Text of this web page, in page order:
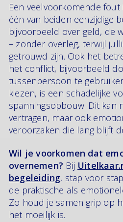
Een veelvoorkomende fout
één van beiden eenzijdige
bijvoorbeeld over geld, de
– zonder overleg, terwijl
getrouwd zijn. Ook het
het conflict, bijvoorbeeld
tussenpersoon te
kiezen, is een schadelijke
spanningsopbouw. Dit kan
vertragen, maar ook
veroorzaken die lang blijft
Wil je voorkomen dat
overnemen? Bij
begeleiding, stap voor
de praktische als
Zo houd je samen grip op
het moeilijk is.